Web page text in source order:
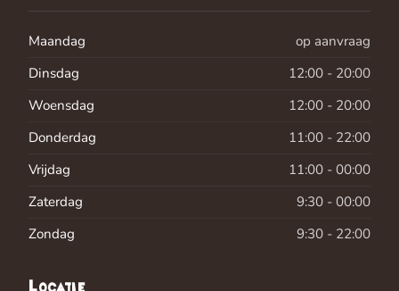
Maandag
op aanvraag
Dinsdag
12:00 - 20:00
Woensdag
12:00 - 20:00
Donderdag
11:00 - 22:00
Vrijdag
11:00 - 00:00
Zaterdag
9:30 - 00:00
Zondag
9:30 - 22:00